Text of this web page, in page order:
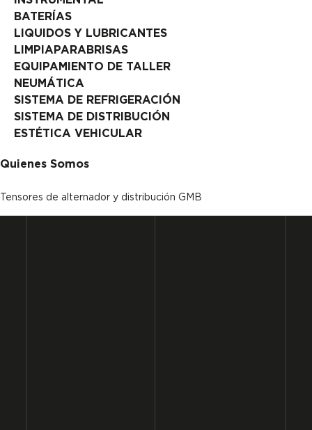
BATERÍAS
LIQUIDOS Y LUBRICANTES
LIMPIAPARABRISAS
EQUIPAMIENTO DE TALLER
NEUMÁTICA
SISTEMA DE REFRIGERACIÓN
SISTEMA DE DISTRIBUCIÓN
ESTÉTICA VEHICULAR
Quienes Somos
Tensores de alternador y distribución GMB